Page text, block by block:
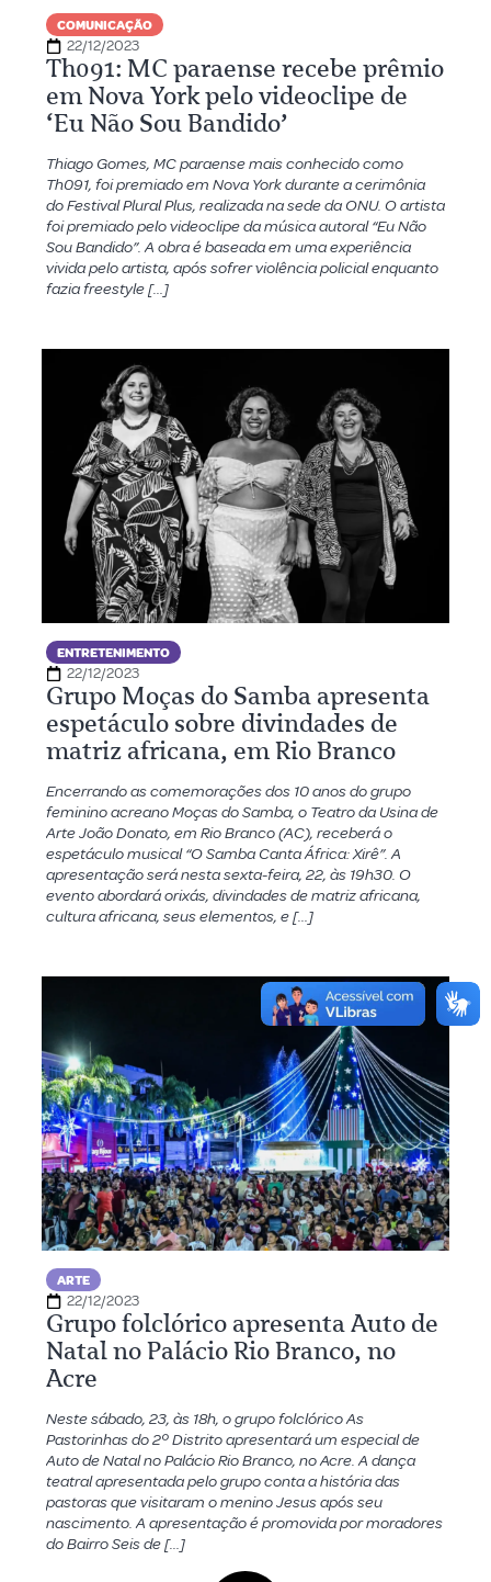
COMUNICAÇÃO
22/12/2023
Th091: MC paraense recebe prêmio
em Nova York pelo videoclipe de
‘Eu Não Sou Bandido’
Thiago Gomes, MC paraense mais conhecido como
Th091, foi premiado em Nova York durante a cerimônia
do Festival Plural Plus, realizada na sede da ONU. O artista
foi premiado pelo videoclipe da música autoral “Eu Não
Sou Bandido”. A obra é baseada em uma experiência
vivida pelo artista, após sofrer violência policial enquanto
fazia freestyle […]
ENTRETENIMENTO
22/12/2023
Grupo Moças do Samba apresenta
espetáculo sobre divindades de
matriz africana, em Rio Branco
Encerrando as comemorações dos 10 anos do grupo
feminino acreano Moças do Samba, o Teatro da Usina de
Arte João Donato, em Rio Branco (AC), receberá o
espetáculo musical “O Samba Canta África: Xirê”. A
apresentação será nesta sexta-feira, 22, às 19h30. O
evento abordará orixás, divindades de matriz africana,
cultura africana, seus elementos, e […]
ARTE
22/12/2023
Grupo folclórico apresenta Auto de
Natal no Palácio Rio Branco, no
Acre
Neste sábado, 23, às 18h, o grupo folclórico As
Pastorinhas do 2º Distrito apresentará um especial de
Auto de Natal no Palácio Rio Branco, no Acre. A dança
teatral apresentada pelo grupo conta a história das
pastoras que visitaram o menino Jesus após seu
nascimento. A apresentação é promovida por moradores
do Bairro Seis de […]